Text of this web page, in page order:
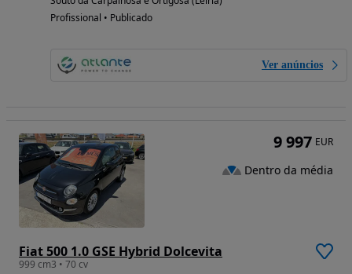
Profissional • Publicado
Ver anúncios
Fiat 500 1.0 GSE Hybrid Dolcevita
999 cm3 • 70 cv
9 997 EUR
Dentro da média